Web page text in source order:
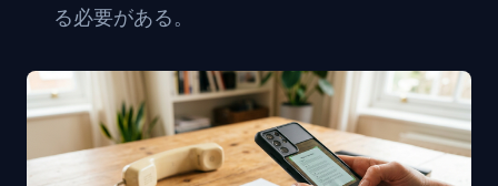
る必要がある。